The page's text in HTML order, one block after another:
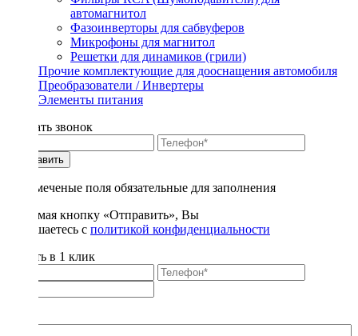
автомагнитол
Фазоинверторы для сабвуферов
Микрофоны для магнитол
Решетки для динамиков (грили)
Прочие комплектующие для дооснащения автомобиля
Преобразователи / Инвертеры
Элементы питания
Заказать звонок
Отправить
* - отмеченые поля обязательные для заполнения
Нажимая кнопку «Отправить», Вы
соглашаетесь с политикой конфиденциальности
Купить в 1 клик